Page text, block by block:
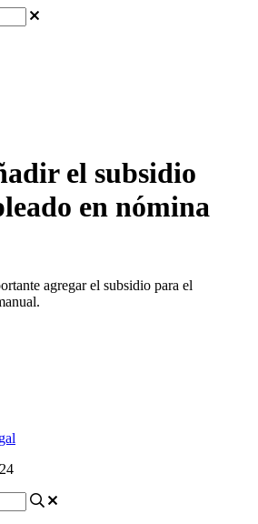
el subsidio
en nómina
agregar el subsidio para el